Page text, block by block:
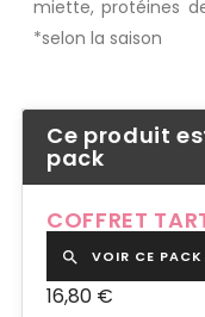
miette, protéines
*selon la saison
Ce produit
pack
COFFRET
 VOIR CE PACK
16,80 €